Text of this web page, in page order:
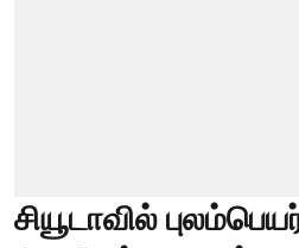
சியூடாவில்